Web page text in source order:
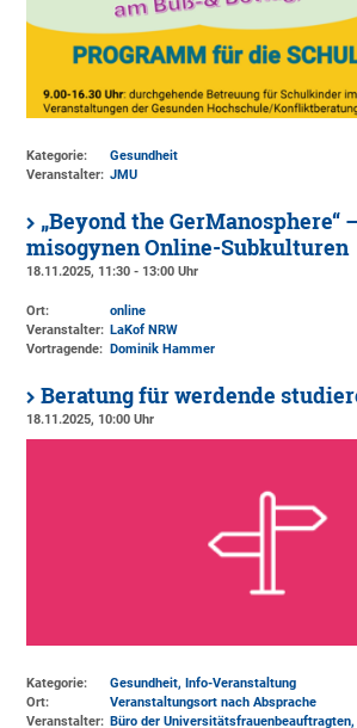
Kategorie:
Gesundheit
Veranstalter: JMU
„Beyond the GerManosphere“
misogynen Online-Subkulturen
18.11.2025, 11:30 - 13:00 Uhr
Ort:
online
Veranstalter: LaKof NRW
Vortragende:
Dominik Hammer
Beratung für werdende
18.11.2025, 10:00 Uhr
Kategorie:
Gesundheit, Info-Veranstaltung
Ort:
Veranstaltungsort nach Absprache
Veranstalter: Büro der Universitätsfrauenbeauftragten